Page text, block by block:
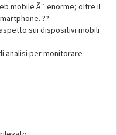
mobile Ã¨ enorme; oltre il
??
sui dispositivi mobili
analisi per monitorare